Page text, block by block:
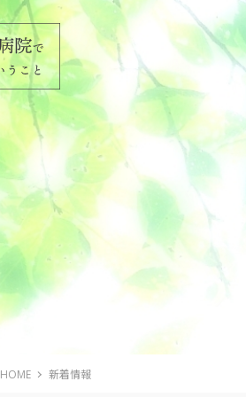
HOME 新着情報